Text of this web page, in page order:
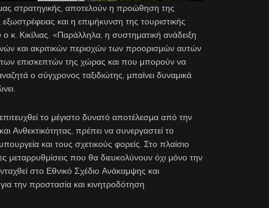
στρατηγικής, αποτελούν η προώθηση της
και η επιμήκυνση της τουριστικής
Κικίλιας. «Παράλληλα, η συστηματική ανάδειξη
και ακριτικών περιοχών των προορισμών αυτών
επισκεπτών της χώρας και που μπορούν να
ο σύγχρονος ταξιδιώτης, μπαίνει δυναμικά
το μέγιστο δυνατό αποτέλεσμα από την
Ανθεκτικότητας, πρέπει να συνεργαστεί το
και τους σχετικούς φορείς. Στο πλαίσιο
μεταρρυθμίσεις που θα διευκολύνουν όχι μόνο την
στο Εθνικό Σχέδιο Ανάκαμψης και
την προστασία και κινητροδότηση